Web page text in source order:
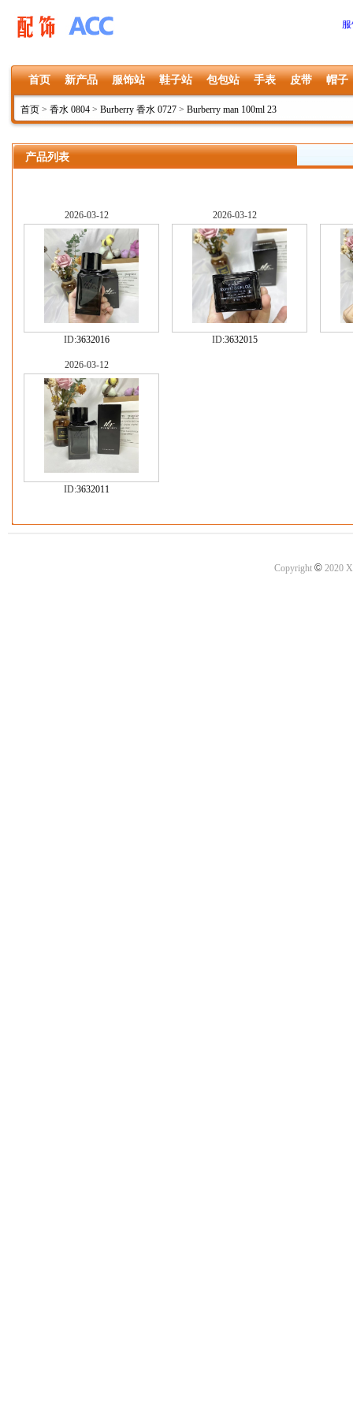
首页 新产品 服饰站 鞋子站 包包站 手表 皮带 帽子
首页 > 香水 0804 > Burberry 香水 0727 > Burberry man 100ml 23
产品列表
2026-03-12
ID:3632016
2026-03-12
ID:3632015
2026-03-12
ID:3632011
Copyright ©2020